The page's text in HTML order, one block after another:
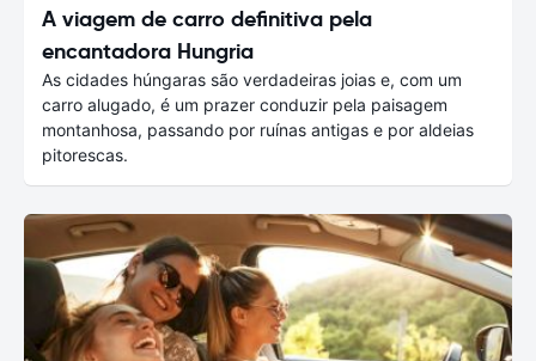
A viagem de carro definitiva pela
encantadora Hungria
As cidades húngaras são verdadeiras joias e, com um
carro alugado, é um prazer conduzir pela paisagem
montanhosa, passando por ruínas antigas e por aldeias
pitorescas.